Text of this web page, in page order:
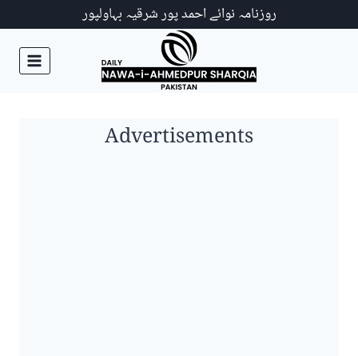
روزنامہ نوائے احمد پور شرقیہ بہاولپور
Advertisements